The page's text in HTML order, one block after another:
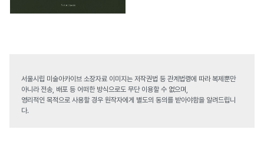
서울시립 미술아카이브 소장자료 이미지는 저작권법 등 관계법령에 따라 복제뿐만
아니라 전송, 배포 등 어떠한 방식으로도 무단 이용할 수 없으며,
영리적인 목적으로 사용할 경우 원작자에게 별도의 동의를 받아야함을 알려드립니
다.